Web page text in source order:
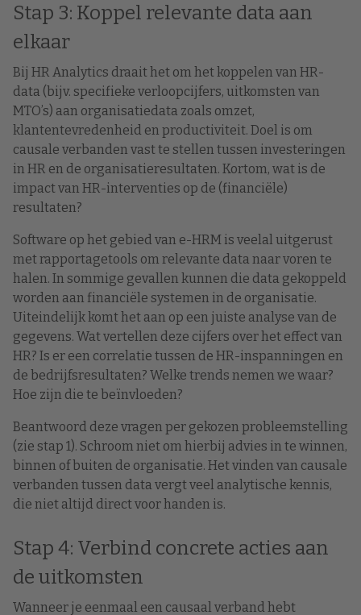
Stap 3: Koppel relevante data aan
elkaar
Bij HR Analytics draait het om het koppelen van HR-
data (bijv. specifieke verloopcijfers, uitkomsten van
MTO’s) aan organisatiedata zoals omzet,
klantentevredenheid en productiviteit. Doel is om
causale verbanden vast te stellen tussen investeringen
in HR en de organisatieresultaten. Kortom, wat is de
impact van HR-interventies op de (financiële)
resultaten?
Software op het gebied van e-HRM is veelal uitgerust
met rapportagetools om relevante data naar voren te
halen. In sommige gevallen kunnen die data gekoppeld
worden aan financiële systemen in de organisatie.
Uiteindelijk komt het aan op een juiste analyse van de
gegevens. Wat vertellen deze cijfers over het effect van
HR? Is er een correlatie tussen de HR-inspanningen en
de bedrijfsresultaten? Welke trends nemen we waar?
Hoe zijn die te beïnvloeden?
Beantwoord deze vragen per gekozen probleemstelling
(zie stap 1). Schroom niet om hierbij advies in te winnen,
binnen of buiten de organisatie. Het vinden van causale
verbanden tussen data vergt veel analytische kennis,
die niet altijd direct voor handen is.
Stap 4: Verbind concrete acties aan
de uitkomsten
Wanneer je eenmaal een causaal verband hebt